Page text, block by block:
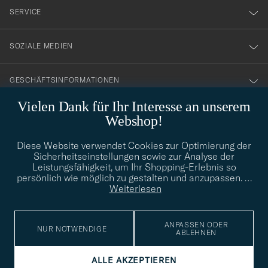
Alltid lika perfekt.
HARRY R GEKAUFT AM AUF CAREOFCARL.SE
Veldig fornøyd Bra sokker Holdt fint i vask!
BEATE A GEKAUFT AM AUF CAREOFCARL.NO
Vielen Dank für Ihr Interesse an unserem
Webshop!
Diese Website verwendet Cookies zur Optimierung der
Sicherheitseinstellungen sowie zur Analyse der
Leistungsfähigkeit, um Ihr Shopping-Erlebnis so
persönlich wie möglich zu gestalten und anzupassen. …
Weiterlesen
NUR NOTWENDIGE
ANPASSEN ODER
ABLEHNEN
ALLE AKZEPTIEREN
nyhetsbrev!
SERVICE
SOZIALE MEDIEN
GESCHÄFTSINFORMATIONEN
info@careofcarl.de
Benötigen Sie Hilfe bei der Suche nach Ihrem persönlichen Stil?
Wenden Sie sich an uns, wir helfen Ihnen gerne weiter!